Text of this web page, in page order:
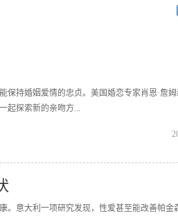
保持婚姻爱情的忠贞。美国婚恋专家肖恩·詹
探索新的亲吻方...
康。意大利一项研究发现，性爱甚至能改善